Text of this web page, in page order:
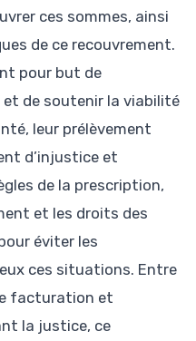
ces sommes, ainsi
de ce recouvrement.
pour but de
de soutenir la viabilité
leur prélèvement
d’injustice et
de la prescription,
et les droits des
éviter les
ces situations. Entre
facturation et
la justice, ce